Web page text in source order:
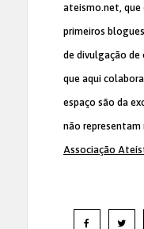
ateismo.net, que
primeiros
de divulgação
que aqui
espaço são da
não representam
Associação